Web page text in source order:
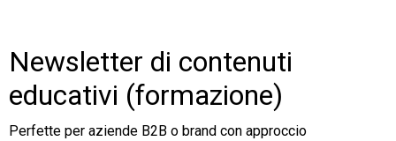
Newsletter di contenuti
educativi (formazione)
Perfette per aziende B2B o brand con approccio